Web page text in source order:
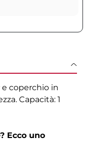
e coperchio in
Capacità: 1
Ecco uno